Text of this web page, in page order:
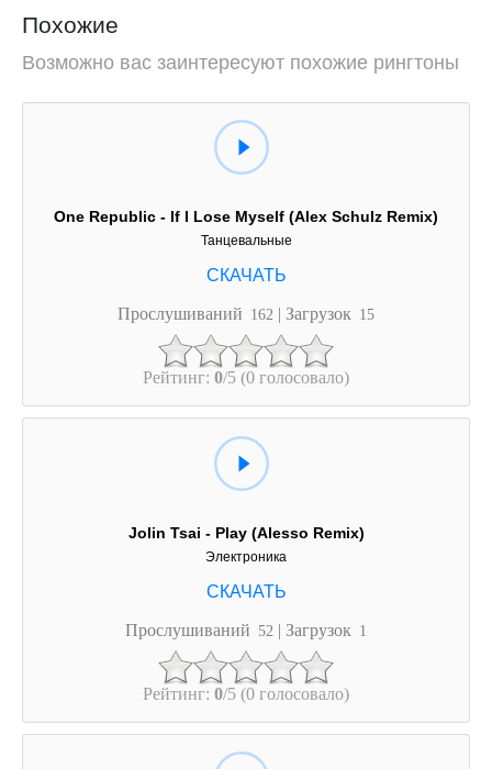
Похожие
Возможно вас заинтересуют похожие рингтоны
One Republic - If I Lose Myself (Alex Schulz Remix)
Танцевальные
Прослушиваний 162 | Загрузок 15
Рейтинг: 0/5 (0 голосовало)
Jolin Tsai - Play (Alesso Remix)
Электроника
Прослушиваний 52 | Загрузок 1
Рейтинг: 0/5 (0 голосовало)